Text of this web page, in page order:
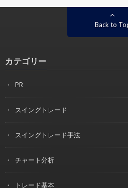
Back to
カテゴリー
PR
スイングトレード
スイングトレード手法
チャート分析
トレード基本